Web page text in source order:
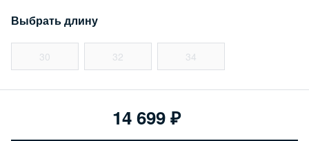
Выбрать длину
30 32 34
14 699